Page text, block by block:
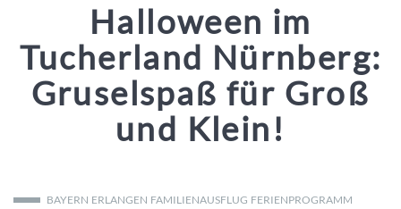
Halloween im
Tucherland Nürnberg:
Gruselspaß für Groß
und Klein!
BAYERN ERLANGEN FAMILIENAUSFLUG FERIENPROGRAMM